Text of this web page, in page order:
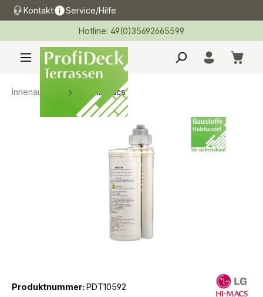
springen
Kontakt Service/Hilfe
Hotline: 49(0)35692665599
Innenausbau LG Hi-Macs
Produktnummer: PDT10592